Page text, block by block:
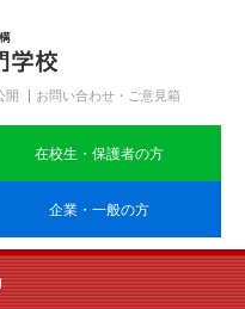
開
お問い合わせ・ご意見箱
在校生・保護者の方
企業・一般の方